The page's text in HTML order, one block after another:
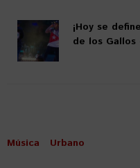
¡Hoy se
de los Gallos
Música Urbano